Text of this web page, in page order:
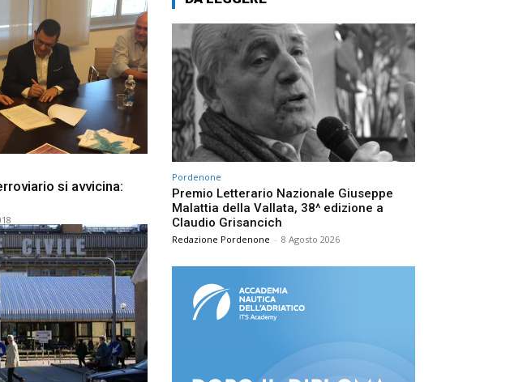
si avvicina:
Pordenone
Premio Letterario Nazionale Giuseppe
Malattia della Vallata, 38^ edizione a
Claudio Grisancich
Redazione Pordenone - 8 Agosto 2026